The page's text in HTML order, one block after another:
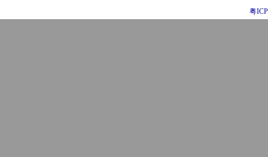
粤